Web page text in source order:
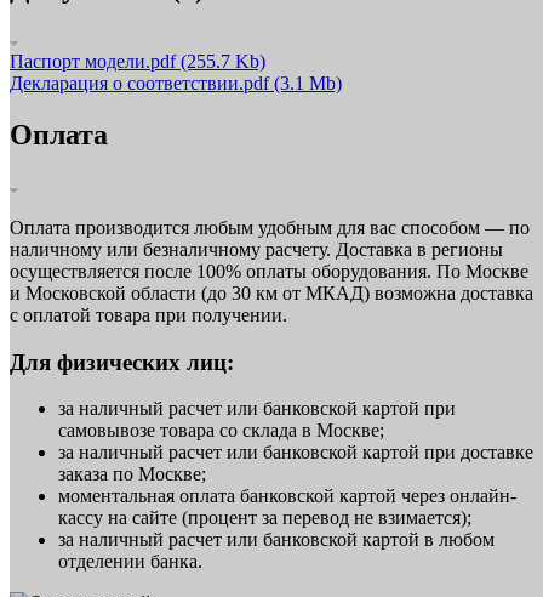
Паспорт модели.pdf(255.7 Kb)
Декларация о соответствии.pdf(3.1 Mb)
Оплата
Оплата производится любым удобным для вас способом — по
наличному или безналичному расчету. Доставка в регионы
осуществляется после 100% оплаты оборудования. По Москве
и Московской области (до 30 км от МКАД) возможна доставка
с оплатой товара при получении.
Для физических лиц:
за наличный расчет или банковской картой при
самовывозе товара со склада в Москве;
за наличный расчет или банковской картой при доставке
заказа по Москве;
моментальная оплата банковской картой через онлайн-
кассу на сайте (процент за перевод не взимается);
за наличный расчет или банковской картой в любом
отделении банка.